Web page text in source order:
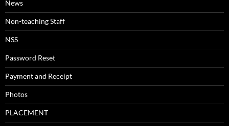
News
Non-teaching Staff
NSS
Password Reset
Payment and Receipt
Photos
PLACEMENT